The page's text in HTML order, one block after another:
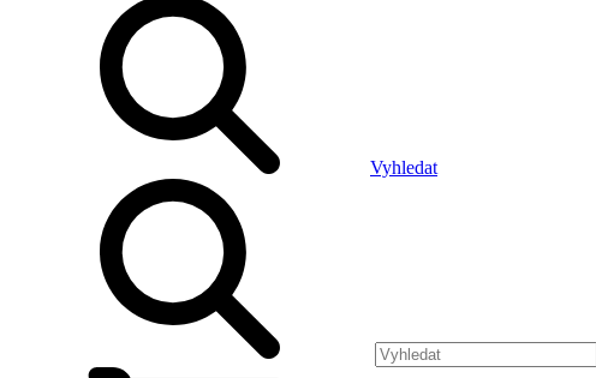
Vyhledat